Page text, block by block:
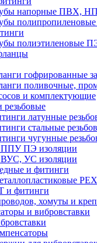
напорные ПВХ,
полиэтиленовые
гофрированные
поливочные,
и комплектующие
латунные
стальные
чугунные
ППУ ПЭ изоляции
УС изоляции
и фитинги
и фитинги
хомуты и
и вибровставки